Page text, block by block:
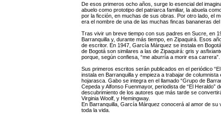
De esos primeros ocho años, surge lo esencial del
abuelo como prototipo del patriarca familiar, la abuela
por la ficción, en muchas de sus obras. Por otro lado, el
era el nombre de una de las muchas fincas bananeras del
Tras vivir un breve tiempo con sus padres en Sucre, en
Barranquilla y, durante más tiempo, en Zipaquirá. Esos
de escritor. En 1947, García Márquez se instala en
de Bogotá son similares a las de Zipaquirá: gris y
porque, según confiesa, “me aburría a morir esa carrera”.
Sus primeros escritos serán publicados en el periódico
instala en Barranquilla y empieza a trabajar de
hojarasca. Gabo se integra en el llamado “Grupo de
Cepeda y Alfonso Fuenmayor, periodista de “El
descubrimiento de los autores que más tarde se
Virginia Woolf, y Hemingway.
En Barranquilla, García Márquez conocerá al amor de
toda la vida.